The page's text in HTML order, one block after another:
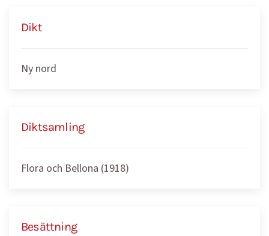
Dikt
Ny nord
Diktsamling
Flora och Bellona (1918)
Besättning